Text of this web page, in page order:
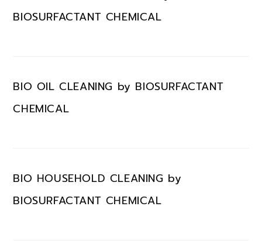
BIOSURFACTANT CHEMICAL
BIO OIL CLEANING by BIOSURFACTANT
CHEMICAL
BIO HOUSEHOLD CLEANING by
BIOSURFACTANT CHEMICAL